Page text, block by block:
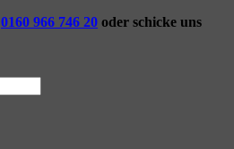
0160 966 746 20 oder schicke uns